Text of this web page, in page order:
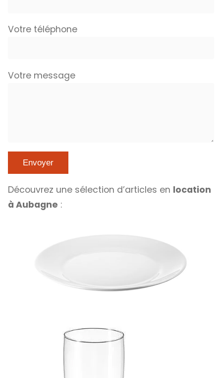
Votre téléphone
Votre message
Découvrez une sélection d’articles en location
à Aubagne :